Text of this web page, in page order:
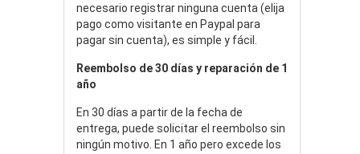
necesario registrar ninguna cuenta (elija
pago como visitante en Paypal para
pagar sin cuenta), es simple y fácil.
Reembolso de 30 días y reparación de 1
año
En 30 días a partir de la fecha de
entrega, puede solicitar el reembolso sin
ningún motivo. En 1 año pero excede los